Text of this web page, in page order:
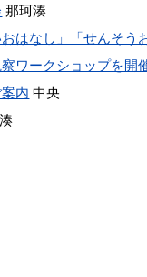
那珂湊
はなし」「せんそう
ークショップを開
内 中央